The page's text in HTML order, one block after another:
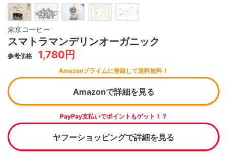
東京コーヒー
スマトラマンデリンオーガニック
参考価格 1,780円
Amazonプライムに登録して送料無料！
Amazonで詳細を見る
PayPay支払いでポイントもゲット！？
ヤフーショッピングで詳細を見る